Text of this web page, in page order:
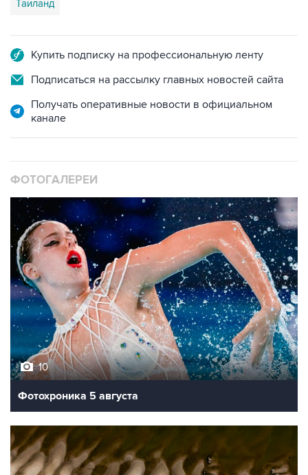
Подписаться на рассылку главных новостей сайта
Получать оперативные новости в официальном
10
Фотохроника 5 августа